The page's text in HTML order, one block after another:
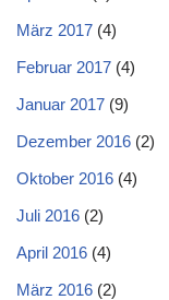
März 2017 (4)
Februar 2017 (4)
Januar 2017 (9)
Dezember 2016 (2)
Oktober 2016 (4)
Juli 2016 (2)
April 2016 (4)
März 2016 (2)